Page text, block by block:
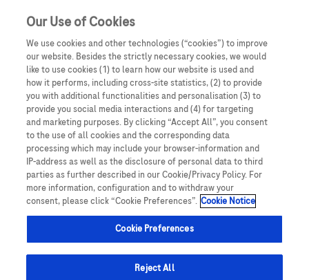
Approfondimenti
Uno spazio dedicato a contenuti trasversali che la
possano supportare nelle dimensioni comunicative,
diagnostiche, psicologiche e medico-legali della
pratica quotidiana.
Our Use of Cookies
We use cookies and other technologies (“cookies”) to improve
our website. Besides the strictly necessary cookies, we would
like to use cookies (1) to learn how our website is used and
how it performs, including cross-site statistics, (2) to provide
you with additional functionalities and personalisation (3) to
provide you social media interactions and (4) for targeting
and marketing purposes. By clicking “Accept All”, you consent
to the use of all cookies and the corresponding data
processing which may include your browser-information and
IP-address as well as the disclosure of personal data to third
parties as further described in our Cookie/Privacy Policy. For
more information, configuration and to withdraw your
consent, please click “Cookie Preferences”. Cookie Notice
Cookie Preferences
Reject All